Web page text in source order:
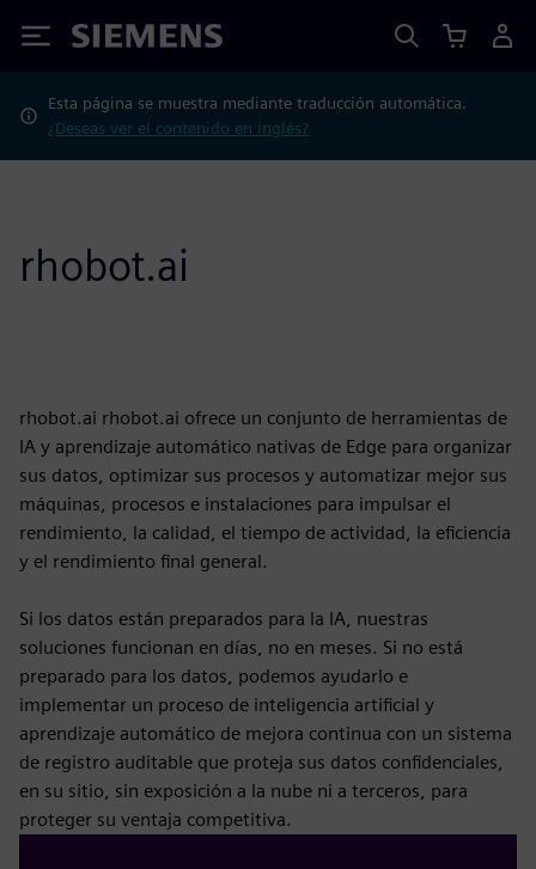
Siemens
Esta página se muestra mediante traducción automática.
¿Deseas ver el contenido en inglés?
rhobot.ai
rhobot.ai rhobot.ai ofrece un conjunto de herramientas de
IA y aprendizaje automático nativas de Edge para organizar
sus datos, optimizar sus procesos y automatizar mejor sus
máquinas, procesos e instalaciones para impulsar el
rendimiento, la calidad, el tiempo de actividad, la eficiencia
y el rendimiento final general.
Si los datos están preparados para la IA, nuestras
soluciones funcionan en días, no en meses. Si no está
preparado para los datos, podemos ayudarlo e
implementar un proceso de inteligencia artificial y
aprendizaje automático de mejora continua con un sistema
de registro auditable que proteja sus datos confidenciales,
en su sitio, sin exposición a la nube ni a terceros, para
proteger su ventaja competitiva.